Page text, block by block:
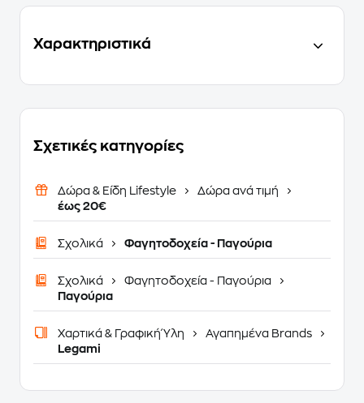
Χαρακτηριστικά
Σχετικές κατηγορίες
Δώρα & Είδη Lifestyle
Δώρα ανά τιμή
έως 20€
Σχολικά Φαγητοδοχεία - Παγούρια
Σχολικά
Φαγητοδοχεία - Παγούρια
Παγούρια
Χαρτικά & Γραφική Ύλη
Αγαπημένα Brands
Legami